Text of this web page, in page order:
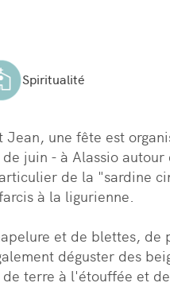
Spiritualité
une fête est
juin - à Alassio autour
de la "sardine
à la ligurienne.
et de blettes, de
déguster des
terre à l'étouffée et